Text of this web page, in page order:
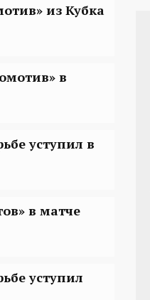
из Кубка
в
уступил в
в матче
уступил